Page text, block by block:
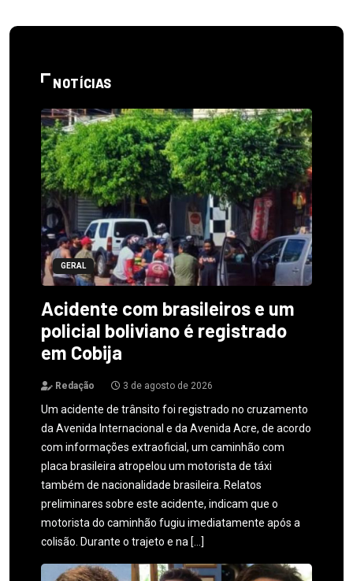
NOTÍCIAS
GERAL
Acidente com brasileiros e um
policial boliviano é registrado
em Cobija
Redação 3 de agosto de 2026
Um acidente de trânsito foi registrado no cruzamento
da Avenida Internacional e da Avenida Acre, de acordo
com informações extraoficial, um caminhão com
placa brasileira atropelou um motorista de táxi
também de nacionalidade brasileira. Relatos
preliminares sobre este acidente, indicam que o
motorista do caminhão fugiu imediatamente após a
colisão. Durante o trajeto e na […]